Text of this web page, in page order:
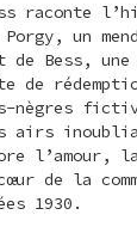
raconte
un
de Bess, une
de
nègres
airs
l’amour,
de la
1930.